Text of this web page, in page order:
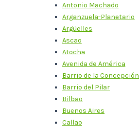
Antonio Machado
Arganzuela-Planetario
Argüelles
Ascao
Atocha
Avenida de América
Barrio de la Concepción
Barrio del Pilar
Bilbao
Buenos Aires
Callao